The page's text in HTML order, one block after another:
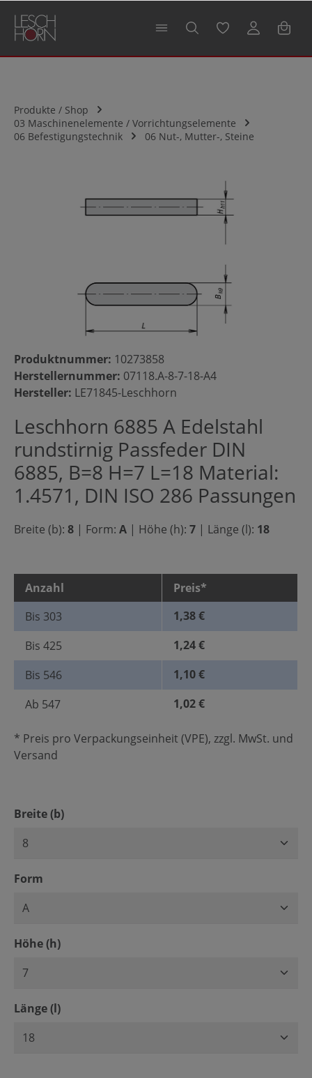
springen
Produkte / Shop
03 Maschinenelemente / Vorrichtungselemente
06 Befestigungstechnik
06 Nut-, Mutter-, Steine
Produktnummer: 10273858
Herstellernummer: 07118.A-8-7-18-A4
Hersteller: LE71845-Leschhorn
Leschhorn 6885 A Edelstahl
rundstirnig Passfeder DIN
6885, B=8 H=7 L=18 Material:
1.4571, DIN ISO 286 Passungen
Breite (b): 8 | Form: A | Höhe (h): 7 | Länge (l): 18
Anzahl
Preis*
Bis 303
1,38 €
Bis 425
1,24 €
Bis 546
1,10 €
Ab 547 1,02 €
* Preis pro Verpackungseinheit (VPE), zzgl. MwSt. und
Versand
Breite (b)auswählen
Form
Höhe (h)auswählen
Länge (l)auswählen